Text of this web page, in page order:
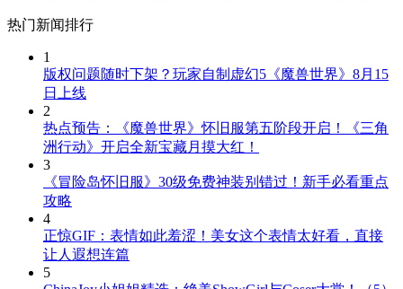
热门新闻排行
1
版权问题随时下架？玩家自制虚幻5《魔兽世界》8月15
日上线
2
热点预告：《魔兽世界》怀旧服第五阶段开启！《三角
洲行动》开启全新宝藏月摸大红！
3
《冒险岛怀旧服》30级免费神装别错过！新手必看重点
攻略
4
正惊GIF：表情如此羞涩！美女这个表情太好看，直接
让人遐想连篇
5